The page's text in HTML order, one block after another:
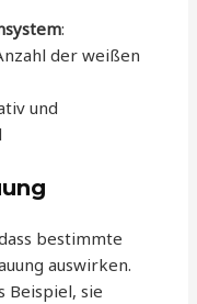
:
der weißen
und
bestimmte
auswirken.
Beispiel, sie